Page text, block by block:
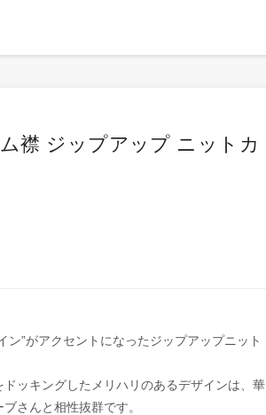
襟 ジップアップ ニットカ
ン”がアクセントになったジップアップニット
ッキングしたメリハリのあるデザインは、華
さんと相性抜群です。